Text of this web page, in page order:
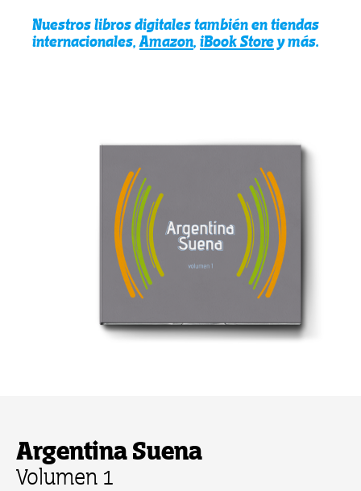
Nuestros libros digitales también en tiendas
internacionales, Amazon, iBook Storey más.
Argentina Suena
Volumen 1